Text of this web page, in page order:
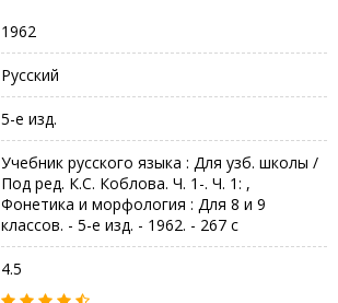
1962
Русский
5-е изд.
Учебник русского языка : Для узб. школы /
Под ред. К.С. Коблова. Ч. 1-. Ч. 1: ,
Фонетика и морфология : Для 8 и 9
классов. - 5-е изд. - 1962. - 267 с
4.5